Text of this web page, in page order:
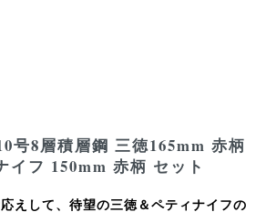
号8層積層鋼 三徳165mm 赤柄
イフ 150mm 赤柄 セット
えして、待望の三徳＆ペティナイフの